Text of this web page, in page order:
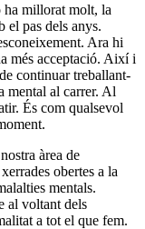
ha millorat molt, la
el pas dels anys.
Ara hi
més acceptació. Així i
continuar treballant-
mental al carrer. Al
És com qualsevol
àrea de
obertes a la
mentals.
al voltant dels
a tot el que fem.